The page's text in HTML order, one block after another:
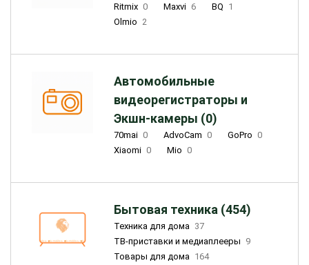
Ritmix 0 Maxvi 6 BQ 1
Olmio 2
Автомобильные
видеорегистраторы и
Экшн-камеры (0)
70mai 0 AdvoCam 0 GoPro 0
Xiaomi 0 Mio 0
Бытовая техника (454)
Техника для дома 37
ТВ-приставки и медиаплееры 9
Товары для дома 164